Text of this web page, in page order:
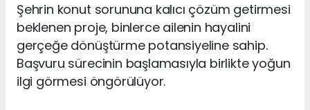
Şehrin konut sorununa kalıcı çözüm getirmesi
beklenen proje, binlerce ailenin hayalini
gerçeğe dönüştürme potansiyeline sahip.
Başvuru sürecinin başlamasıyla birlikte yoğun
ilgi görmesi öngörülüyor.